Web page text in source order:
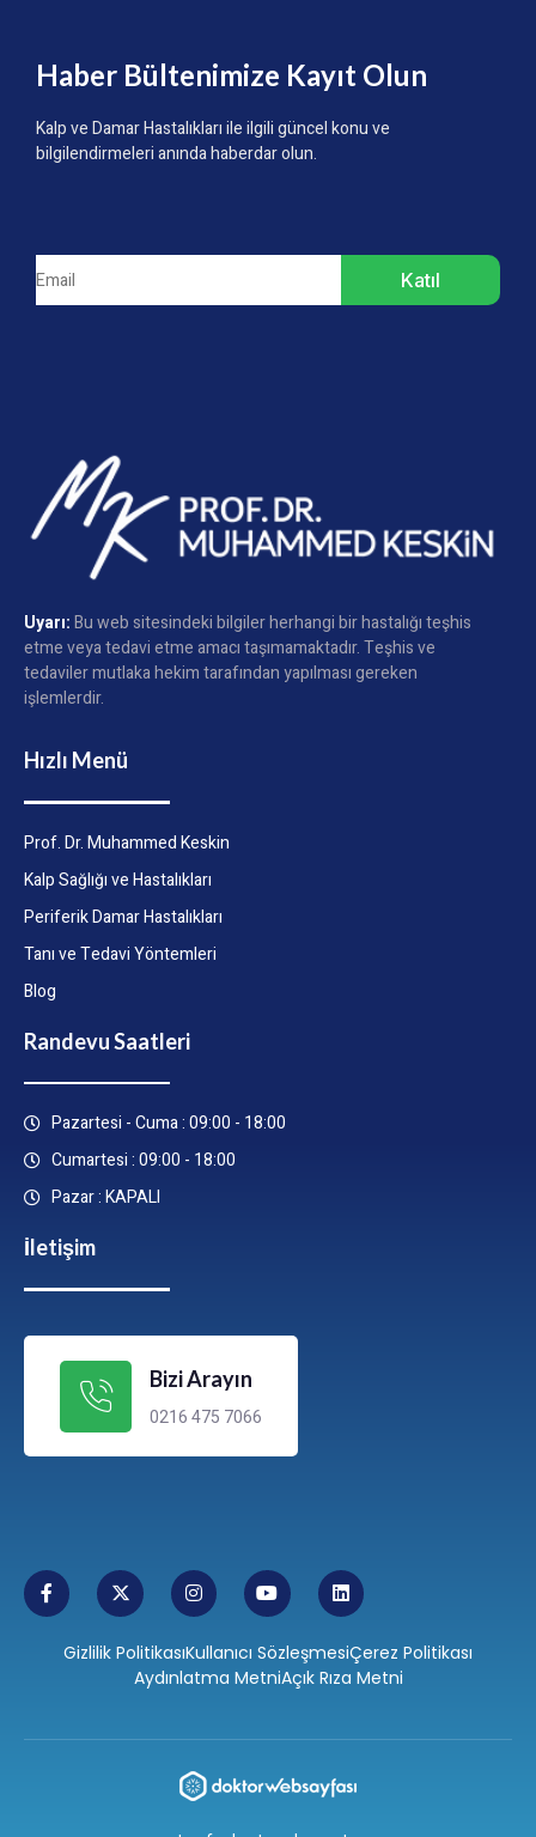
Haber Bültenimize Kayıt Olun
Kalp ve Damar Hastalıkları ile ilgili güncel konu ve
bilgilendirmeleri anında haberdar olun.
Katıl
Uyarı:Bu web sitesindeki bilgiler herhangi bir hastalığı teşhis
etme veya tedavi etme amacı taşımamaktadır. Teşhis ve
tedaviler mutlaka hekim tarafından yapılması gereken
işlemlerdir.
Hızlı Menü
Prof. Dr. Muhammed Keskin
Kalp Sağlığı ve Hastalıkları
Periferik Damar Hastalıkları
Tanı ve Tedavi Yöntemleri
Blog
Randevu Saatleri
Pazartesi - Cuma : 09:00 - 18:00
Cumartesi : 09:00 - 18:00
Pazar : KAPALI
İletişim
Bizi Arayın
0216 475 7066
Gizlilik PolitikasıKullanıcı SözleşmesiÇerez Politikası
Aydınlatma MetniAçık Rıza Metni